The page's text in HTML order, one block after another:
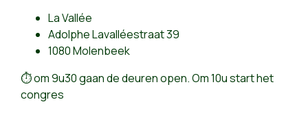
La Vallée
Adolphe Lavalléestraat 39
1080 Molenbeek
⏱ om 9u30 gaan de deuren open. Om 10u start het
congres